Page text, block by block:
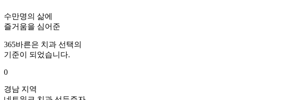
수만명의 삶에
즐거움을 심어준
365바른은 치과 선택의
기준이 되었습니다.
0
경남 지역